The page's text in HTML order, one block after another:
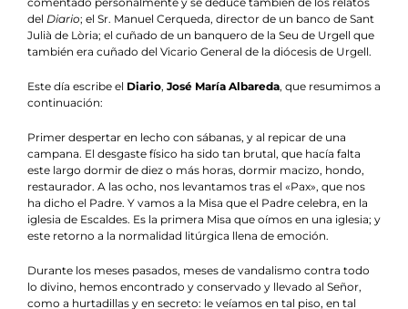
del Diario; el Sr. Manuel Cerqueda, director de un banco de Sant
Julià de Lòria; el cuñado de un banquero de la Seu de Urgell que
también era cuñado del Vicario General de la diócesis de Urgell.
Este día escribe el Diario, José María Albareda, que resumimos a
continuación:
Primer despertar en lecho con sábanas, y al repicar de una
campana. El desgaste físico ha sido tan brutal, que hacía falta
este largo dormir de diez o más horas, dormir macizo, hondo,
restaurador. A las ocho, nos levantamos tras el «Pax», que nos
ha dicho el Padre. Y vamos a la Misa que el Padre celebra, en la
iglesia de Escaldes. Es la primera Misa que oímos en una iglesia; y
este retorno a la normalidad litúrgica llena de emoción.
Durante los meses pasados, meses de vandalismo contra todo
lo divino, hemos encontrado y conservado y llevado al Señor,
como a hurtadillas y en secreto: le veíamos en tal piso, en tal